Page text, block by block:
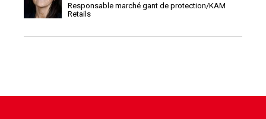
Responsable marché gant de protection/KAM
Retails